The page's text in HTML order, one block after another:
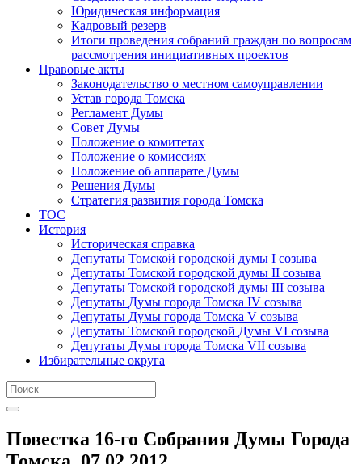
Юридическая информация
Кадровый резерв
Итоги проведения собраний граждан по вопросам
рассмотрения инициативных проектов
Правовые акты
Законодательство о местном самоуправлении
Устав города Томска
Регламент Думы
Совет Думы
Положение о комитетах
Положение о комиссиях
Положение об аппарате Думы
Решения Думы
Стратегия развития города Томска
ТОС
История
Историческая справка
Депутаты Томской городской думы I созыва
Депутаты Томской городской думы II созыва
Депутаты Томской городской думы III созыва
Депутаты Думы города Томска IV созыва
Депутаты Думы города Томска V созыва
Депутаты Томской городской Думы VI созыва
Депутаты Думы города Томска VII созыва
Избирательные округа
Повестка 16-го Собрания Думы Города